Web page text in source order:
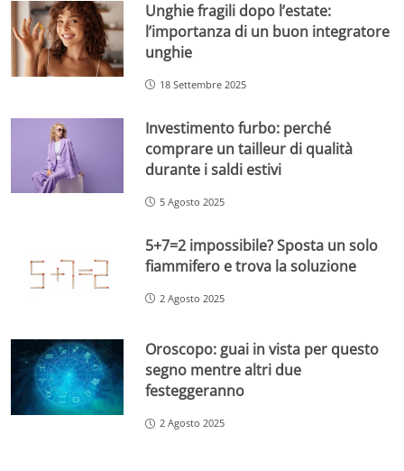
Unghie fragili dopo l’estate:
l’importanza di un buon integratore
unghie
18 Settembre 2025
Investimento furbo: perché
comprare un tailleur di qualità
durante i saldi estivi
5 Agosto 2025
5+7=2 impossibile? Sposta un solo
fiammifero e trova la soluzione
2 Agosto 2025
Oroscopo: guai in vista per questo
segno mentre altri due
festeggeranno
2 Agosto 2025